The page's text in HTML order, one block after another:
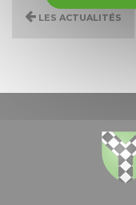
Les actualités